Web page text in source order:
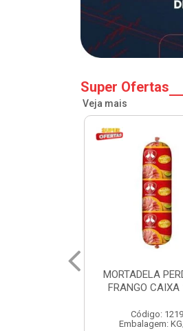
Super Ofertas
Veja mais
SALSICHA HOT
PERDIGAO CX
Código: 1225
Embalagem: